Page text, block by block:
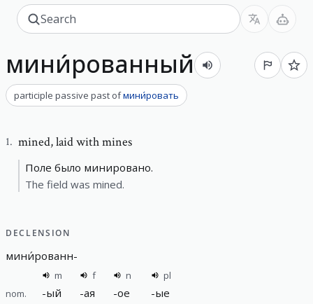
мини́рованный
participle passive past ofмини́ровать
1. mined,laid with mines
Поле было минировано.
The field was mined.
DECLENSION
мини́рованн-
m f n
pl
nom.
-ый -ая -ое -ые